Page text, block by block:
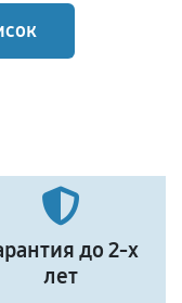
до 2-х
лет